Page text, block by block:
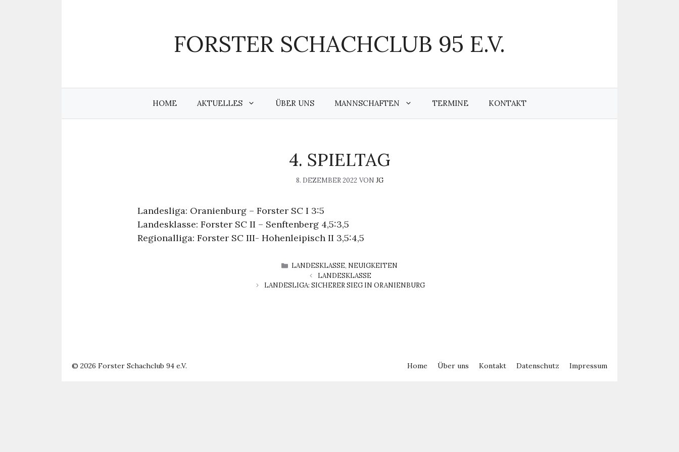
FORSTER SCHACHCLUB 95 E.V.
HOME AKTUELLES ÜBER UNS MANNSCHAFTEN TERMINE KONTAKT
4. SPIELTAG
8. DEZEMBER 2022 VON JG
Landesliga: Oranienburg – Forster SC I 3:5
Landesklasse: Forster SC II – Senftenberg 4,5:3,5
Regionalliga: Forster SC III- Hohenleipisch II 3,5:4,5
KATEGORIEN
LANDESKLASSE, NEUIGKEITEN
LANDESKLASSE
LANDESLIGA: SICHERER SIEG IN ORANIENBURG
Home Über uns Kontakt Datenschutz Impressum
© 2026 Forster Schachclub 94 e.V.